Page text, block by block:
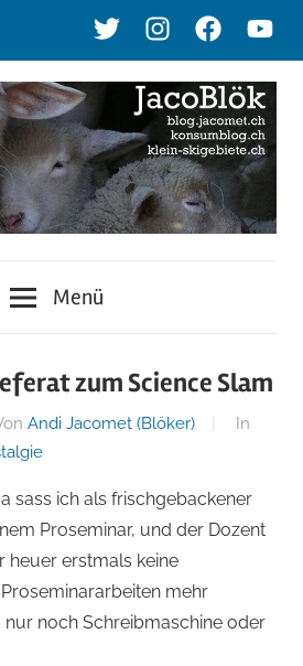
TwitterInstagramFacebook
Menü
zum Science Slam
Andi Jacomet (Blöker)
In
sass ich als frischgebackener
Proseminar, und der Dozent
heuer erstmals keine
mehr
noch Schreibmaschine oder